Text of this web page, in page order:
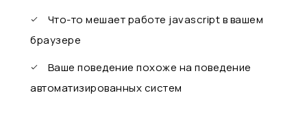
Что-то мешает работе javascript в вашем
браузере
Ваше поведение похоже на поведение
автоматизированных систем